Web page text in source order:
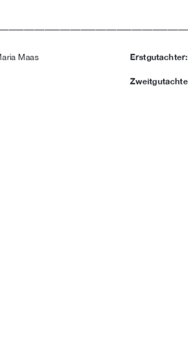
Maas Erstgutachter: